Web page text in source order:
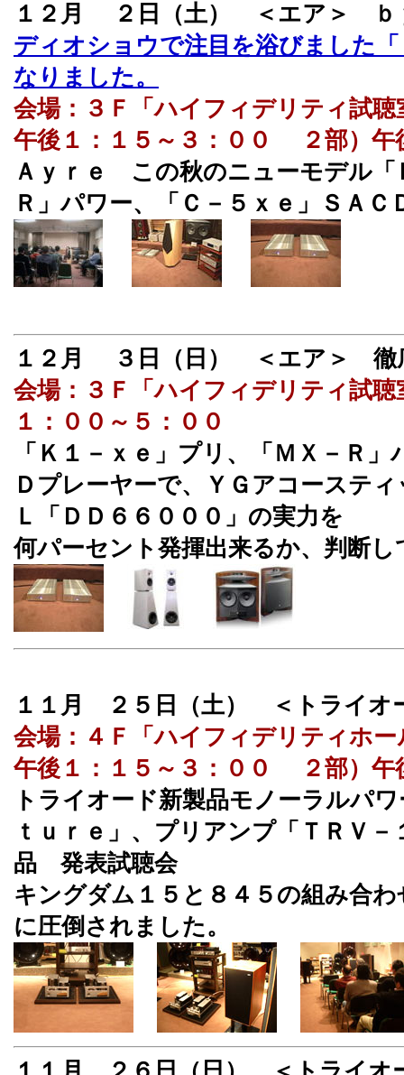
１２月 ２日（土） ＜エア＞
ディオショウで注目を浴びました
なりました。
会場：３Ｆ「ハイフィデリティ試
午後１：１５～３：００ ２部）午
Ａｙｒｅ この秋のニューモデル「
Ｒ」パワー、「Ｃ－５ｘｅ」ＳＡ
１２月 ３日（日） ＜エア＞ 徹
会場：３Ｆ「ハイフィデリティ試
１：００～５：００
「Ｋ１－ｘｅ」プリ、「ＭＸ－Ｒ
Ｄプレーヤーで、ＹＧアコーステ
Ｌ「ＤＤ６６０００」の実力を
何パーセント発揮出来るか、判断
１１月 ２５日（土） ＜トライ
会場：４Ｆ「ハイフィデリティホ
午後１：１５～３：００ ２部）午
トライオード新製品モノーラルパ
ｔｕｒｅ」、プリアンプ「ＴＲＶ
品 発表試聴会
キングダム１５と８４５の組み合
に圧倒されました。